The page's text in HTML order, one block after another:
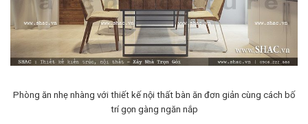
Phòng ăn nhẹ nhàng với thiết kế nội thất bàn ăn đơn giản cùng cách bố
trí gọn gàng ngăn nắp